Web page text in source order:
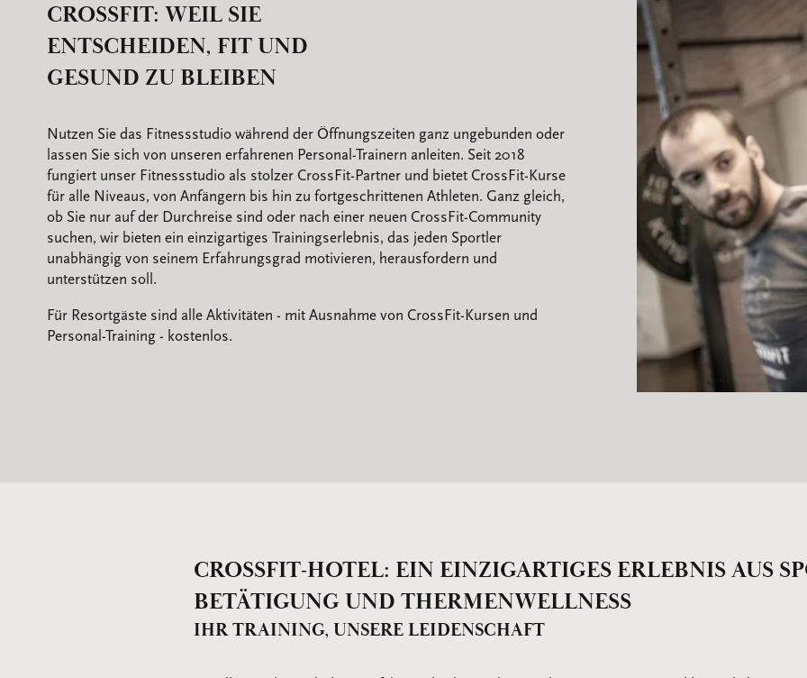
CROSSFIT: WEIL SIE
ENTSCHEIDEN, FIT UND
GESUND ZU BLEIBEN
Nutzen Sie das Fitnessstudio während der Öffnungszeiten ganz ungebunden oder
lassen Sie sich von unseren erfahrenen Personal-Trainern anleiten. Seit 2018
fungiert unser Fitnessstudio als stolzer CrossFit-Partner und bietet CrossFit-Kurse
für alle Niveaus, von Anfängern bis hin zu fortgeschrittenen Athleten. Ganz gleich,
ob Sie nur auf der Durchreise sind oder nach einer neuen CrossFit-Community
suchen, wir bieten ein einzigartiges Trainingserlebnis, das jeden Sportler
unabhängig von seinem Erfahrungsgrad motivieren, herausfordern und
unterstützen soll.
Für Resortgäste sind alle Aktivitäten - mit Ausnahme von CrossFit-Kursen und
Personal-Training - kostenlos.
CROSSFIT-HOTEL: EIN EINZIGARTIGES ERLEBNIS AUS
BETÄTIGUNG UND THERMENWELLNESS
IHR TRAINING, UNSERE LEIDENSCHAFT